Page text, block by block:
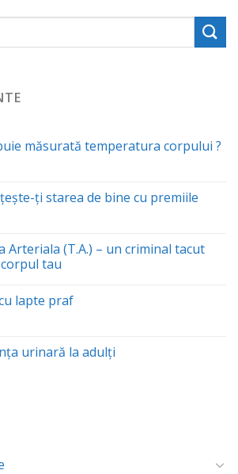
măsurată temperatura corpului ?
ţi starea de bine cu premiile
Arteriala (T.A.) – un criminal tacut
tau
lapte praf
urinară la adulți